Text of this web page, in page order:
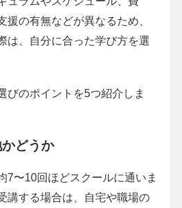
援の有無などが異なるため、
は、自分に合った学び方を選
びのポイントを5つ紹介しま
どうか
7〜10回ほどスクールに通いま
講する場合は、自宅や職場の